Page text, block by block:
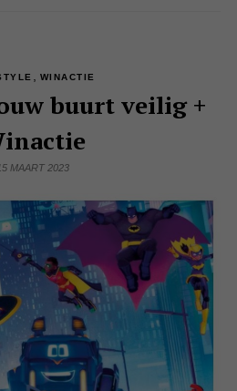
WINACTIE
buurt veilig +
MAART 2023